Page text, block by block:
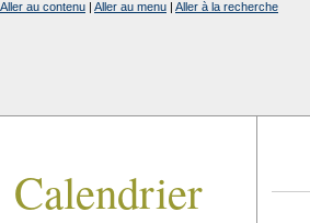
Aller au contenu | Aller au menu | Aller à la recherche
Calendrier